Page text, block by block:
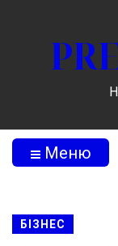
Меню
БІЗНЕС